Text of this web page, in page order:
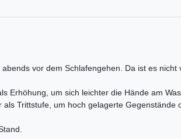
vor dem Schlafengehen. Da ist es nicht
Erhöhung, um sich leichter die Hände am
Trittstufe, um hoch gelagerte Gegenstände